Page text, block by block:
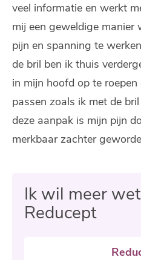
veel informatie en werkt
mij een geweldige manier
pijn en spanning te
de bril ben ik thuis
in mijn hoofd op te
passen zoals ik met de
deze aanpak is mijn pijn
merkbaar zachter
Ik wil meer
Reducept